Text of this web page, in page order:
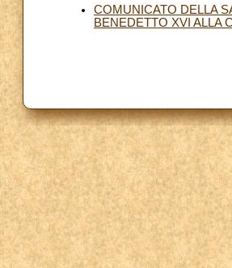
COMUNICATO DELLA
BENEDETTO XVI ALLA